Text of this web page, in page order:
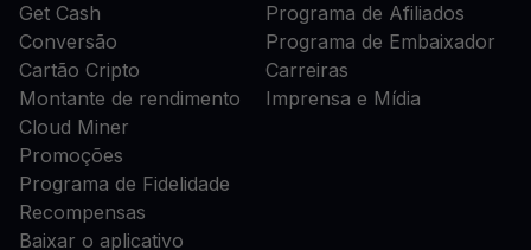
Get Cash
Conversão
Cartão Cripto
Montante de rendimento
Cloud Miner
Promoções
Programa de Fidelidade
Recompensas
Baixar o aplicativo
Programa de Afiliados
Programa de Embaixador
Carreiras
Imprensa e Mídia